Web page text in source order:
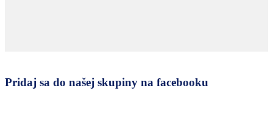
Pridaj sa do našej skupiny na facebooku